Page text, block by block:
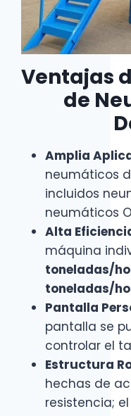
Ventajas
de
Amplia
neumáticos
incluidos
neumáticos
Alta
máquina
toneladas/
toneladas/
Pantalla
pantalla se
controlar el
Estructura
hechas de
resistencia;